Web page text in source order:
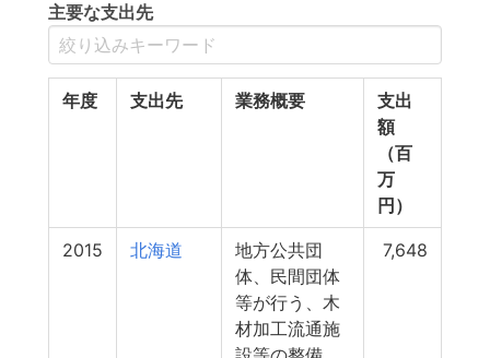
主要な支出先
年度 支出先 業務概要
支出
額
（百
万
円）
2015 北海道
地方公共団
体、民間団体
等が行う、木
材加工流通施
7,648